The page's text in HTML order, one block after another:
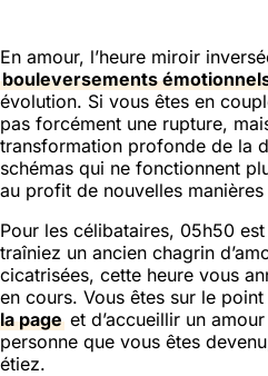
En amour, l’heure miroir
bouleversements
évolution. Si vous êtes en
pas forcément une rupture,
transformation profonde de la
schémas qui ne fonctionnent
au profit de nouvelles manières
Pour les célibataires, 05h50
traîniez un ancien chagrin
cicatrisées, cette heure vous
en cours. Vous êtes sur le
la page et d’accueillir un
personne que vous êtes
étiez.